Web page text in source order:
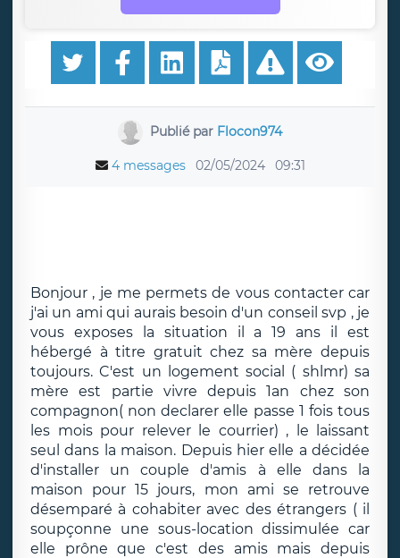
Publié par Flocon974
4 messages 02/05/2024 09:31
Bonjour , je me permets de vous contacter car
j'ai un ami qui aurais besoin d'un conseil svp , je
vous exposes la situation il a 19 ans il est
hébergé à titre gratuit chez sa mère depuis
toujours. C'est un logement social ( shlmr) sa
mère est partie vivre depuis 1an chez son
compagnon( non declarer elle passe 1 fois tous
les mois pour relever le courrier) , le laissant
seul dans la maison. Depuis hier elle a décidée
d'installer un couple d'amis à elle dans la
maison pour 15 jours, mon ami se retrouve
désemparé à cohabiter avec des étrangers ( il
soupçonne une sous-location dissimulée car
elle prône que c'est des amis mais depuis